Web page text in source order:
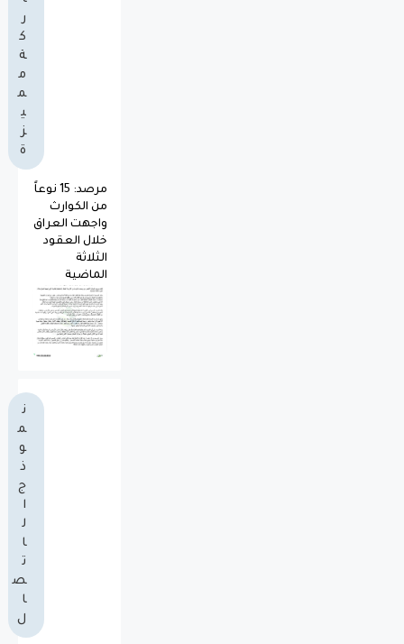
ر
ك
ة
م
م
ي
ز
ة
مرصد: 15 نوعاً
من الكوارث
واجهت العراق
خلال العقود
الثلاثة
الماضية
ن
م
و
ذ
ج
ا
ل
ا
ت
ص
ا
ل